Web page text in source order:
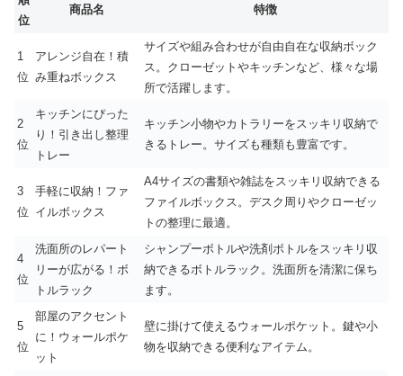
位
商品名 特徴
1
位
アレンジ自在！積
み重ねボックス
サイズや組み合わせが自由自在な収納ボック
ス。クローゼットやキッチンなど、様々な場
所で活躍します。
2
位
キッチンにぴった
り！引き出し整理
トレー
キッチン小物やカトラリーをスッキリ収納で
きるトレー。サイズも種類も豊富です。
3
位
手軽に収納！ファ
イルボックス
A4サイズの書類や雑誌をスッキリ収納できる
ファイルボックス。デスク周りやクローゼッ
トの整理に最適。
4
位
洗面所のレパート
リーが広がる！ボ
トルラック
シャンプーボトルや洗剤ボトルをスッキリ収
納できるボトルラック。洗面所を清潔に保ち
ます。
5
位
部屋のアクセント
に！ウォールポケ
ット
壁に掛けて使えるウォールポケット。鍵や小
物を収納できる便利なアイテム。